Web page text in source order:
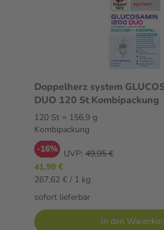
Doppelherz system
DUO 120 St Kombipackung
120 St = 156,9 g
Kombipackung
-16% UVP: 49,95 €
41,99 €
267,62 € / 1 kg
sofort lieferbar
In den